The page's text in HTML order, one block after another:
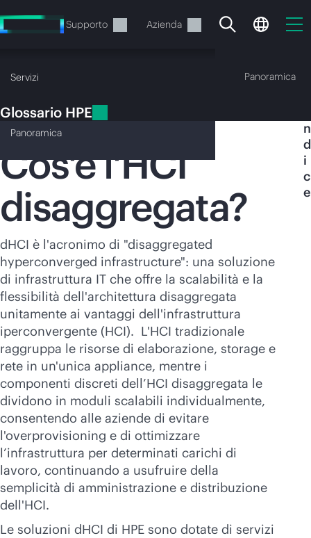
al
contenuto
Supporto Azienda
Servizi
Il carrello è attualmente
vuoto
Vai al negozio HPE per sfogliare, configurare e
ordinare.
Acquista ora
Glossario HPE Panoramica
Panoramica
Glossario HPE
HCI disaggregata (dHCI)
Cos'è l'HCI
disaggregata?
dHCI è l'acronimo di "disaggregated
hyperconverged infrastructure": una soluzione
di infrastruttura IT che offre la scalabilità e la
flessibilità dell'architettura disaggregata
unitamente ai vantaggi dell'infrastruttura
iperconvergente (HCI). L'HCI tradizionale
raggruppa le risorse di elaborazione, storage e
rete in un'unica appliance, mentre i
componenti discreti dell’HCI disaggregata le
dividono in moduli scalabili individualmente,
consentendo alle aziende di evitare
l'overprovisioning e di ottimizzare
l’infrastruttura per determinati carichi di
lavoro, continuando a usufruire della
semplicità di amministrazione e distribuzione
dell'HCI.
Le soluzioni dHCI di HPE sono dotate di servizi
n
d
i
c
e